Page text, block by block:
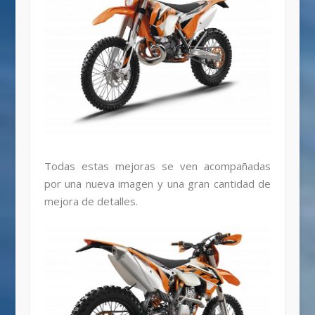
Todas estas mejoras se ven acompañadas
por una nueva imagen y una gran cantidad de
mejora de detalles.